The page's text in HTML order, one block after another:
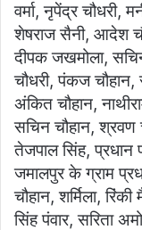
वर्मा, नृपेंद्र चौधरी,
शेषराज सैनी, आदेश
दीपक जखमोला, सचिन
चौधरी, पंकज चौहान,
अंकित चौहान,
सचिन चौहान, श्रवण
तेजपाल सिंह, प्रधान
जमालपुर के ग्राम
चौहान, शर्मिला,
सिंह पंवार, सरिता